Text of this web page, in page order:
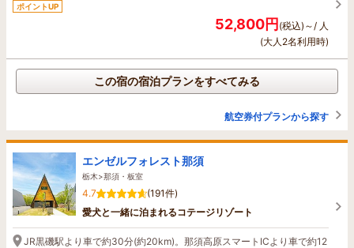
ポイントUP
52,800円(税込)～/ 人
(大人2名利用時)
この宿の宿泊プランをすべてみる
航空券付プランから探す
エンゼルフォレスト那須
栃木>那須・板室
4.7
(191件)
愛犬と一緒に泊まれるコテージリゾート
JR黒磯駅より車で約30分(約20km)。那須高原スマートICより車で約12